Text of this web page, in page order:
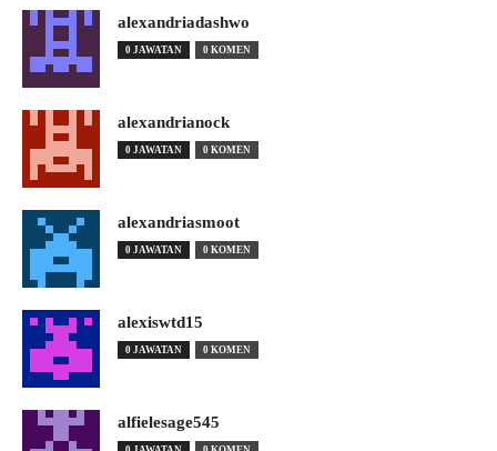
alexandriadashwo
0 JAWATAN 0 KOMEN
alexandrianock
0 JAWATAN 0 KOMEN
alexandriasmoot
0 JAWATAN 0 KOMEN
alexiswtd15
0 JAWATAN 0 KOMEN
alfielesage545